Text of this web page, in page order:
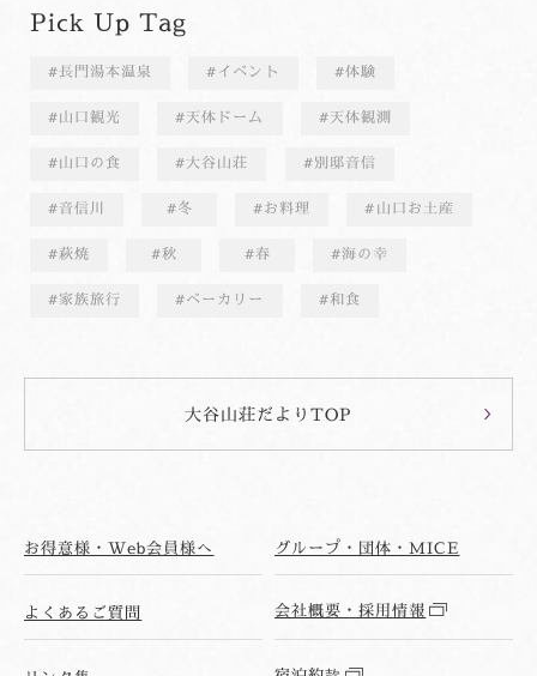
Pick Up Tag
長門湯本温泉 イベント 体験
山口観光 天体ドーム 天体観測
山口の食 大谷山荘 別邸音信
音信川 冬 お料理 山口お土産
萩焼 秋 春 海の幸
家族旅行 ベーカリー 和食
大谷山荘だよりTOP
お得意様・Web会員様へ グループ・団体・MICE
よくあるご質問 会社概要・採用情報